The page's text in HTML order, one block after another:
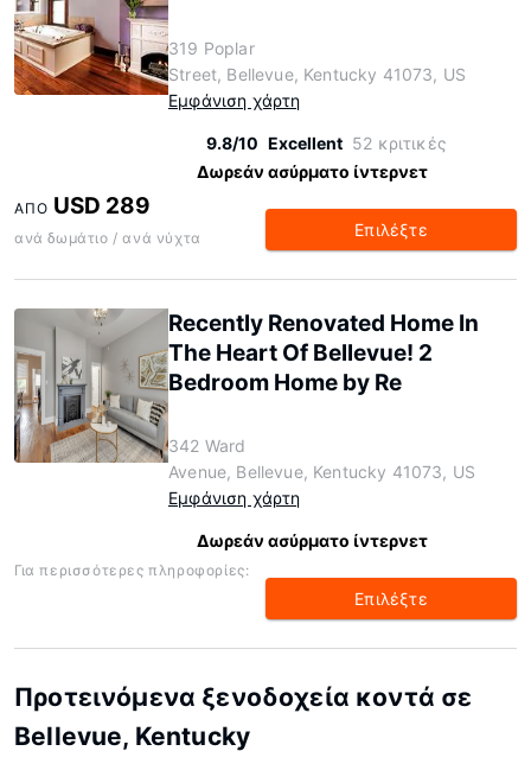
319 Poplar
Street, Bellevue, Kentucky 41073, US
Εμφάνιση χάρτη
9.8/10 Excellent 52 κριτικές
Δωρεάν ασύρματο ίντερνετ
ΑΠΌ USD 289
ανά δωμάτιο / ανά νύχτα Επιλέξτε
Recently Renovated Home In
The Heart Of Bellevue! 2
Bedroom Home by Re
342 Ward
Avenue, Bellevue, Kentucky 41073, US
Εμφάνιση χάρτη
Δωρεάν ασύρματο ίντερνετ
Για περισσότερες πληροφορίες:
Επιλέξτε
Προτεινόμενα ξενοδοχεία κοντά σε
Bellevue, Kentucky